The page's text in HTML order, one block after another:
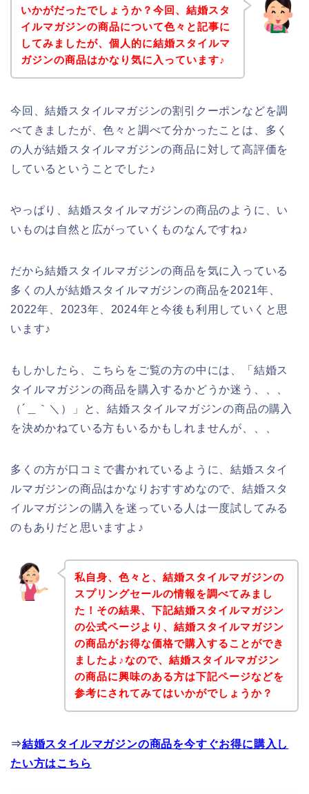
いかがだったでしょうか？今回、結婚スタ
イルマガジンの商品について色々と記事に
してみましたが、個人的に結婚スタイルマ
ガジンの商品はかなり気に入っています♪
今回、結婚スタイルマガジンの割引クーポンなどを調
べてきましたが、色々と調べて分かったことは、多く
の人が結婚スタイルマガジンの商品に対して高評価を
しているということでした♪
やっぱり、結婚スタイルマガジンの商品のように、い
いものは自然と広がっていくものなんですね♪
だから結婚スタイルマガジンの商品を気に入っている
多くの人が結婚スタイルマガジンの商品を2021年、
2022年、2023年、2024年と今後も利用していくと思
います♪
もしかしたら、こちらをご覧の方の中には、「結婚ス
タイルマガジンの商品を購入するかどうか迷う、、、
（´＿｀＼）」と、結婚スタイルマガジンの商品の購入
を決めかねている方もいるかもしれませんが、、、
多くの方が口コミで書かれているように、結婚スタイ
ルマガジンの商品はかなりおすすめなので、結婚スタ
イルマガジンの購入を迷っている人は一度試してみる
のもありだと思いますよ♪
私自身、色々と、結婚スタイルマガジンの
スプリングセールの情報を調べてみまし
た！その結果、下記結婚スタイルマガジン
の公式ページより、結婚スタイルマガジン
の商品がお得な価格で購入することができ
ましたよ♪なので、結婚スタイルマガジン
の商品に興味のある方は下記ページなどを
参考にされてみてはいかがでしょうか？
⇒結婚スタイルマガジンの商品を今すぐお得に購入し
たい方はこちら